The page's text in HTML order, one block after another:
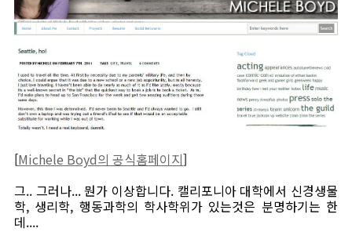
[Michele Boyd의 공식홈페이지]
그.. 그러나... 뭔가 이상합니다. 캘리포니아 대학에서 신경생물
학, 생리학, 행동과학의 학사학위가 있는것은 분명하기는 한
데....